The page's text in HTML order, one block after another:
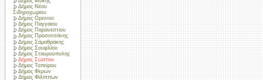
Δήμος Νέου
Σιδηροχωρίου
Δήμος Ορεινού
Δήμος Παγγαίου
Δήμος Παρανεστίου
Δήμος Προσοτσάνης
Δήμος Σαμοθράκης
Δήμος Σουφλίου
Δήμος Σταυρούπολης
Δήμος Σώστου
Δήμος Τοπείρου
Δήμος Φερών
Δήμος Φιλίππων